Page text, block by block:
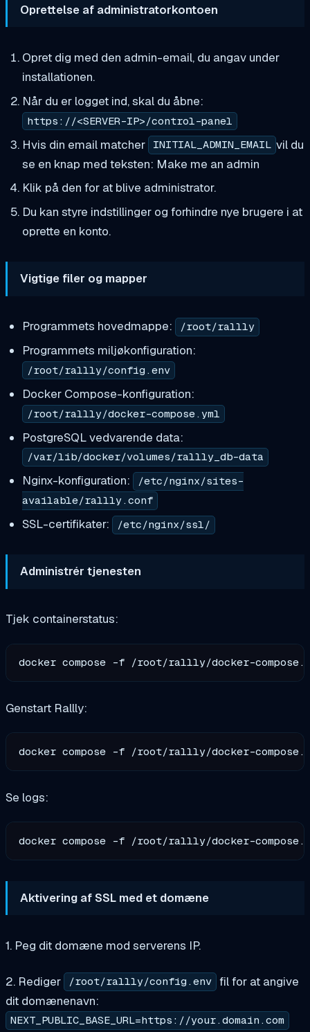
Oprettelse af administratorkontoen
Opret dig med den admin-email, du angav under
installationen.
Når du er logget ind, skal du åbne:
https://<SERVER-IP>/control-panel
Hvis din email matcher INITIAL_ADMIN_EMAIL vil du
se en knap med teksten: Make me an admin
Klik på den for at blive administrator.
Du kan styre indstillinger og forhindre nye brugere i at
oprette en konto.
Vigtige filer og mapper
Programmets hovedmappe: /root/rallly
Programmets miljøkonfiguration:
/root/rallly/config.env
Docker Compose-konfiguration:
/root/rallly/docker-compose.yml
PostgreSQL vedvarende data:
/var/lib/docker/volumes/rallly_db-data
Nginx-konfiguration:
/etc/nginx/sites-
available/rallly.conf
SSL-certifikater: /etc/nginx/ssl/
Administrér tjenesten
Tjek containerstatus:
Genstart Rallly:
Se logs:
Aktivering af SSL med et domæne
1. Peg dit domæne mod serverens IP.
2. Rediger /root/rallly/config.env fil for at angive
dit domænenavn:
NEXT_PUBLIC_BASE_URL=https://your.domain.com